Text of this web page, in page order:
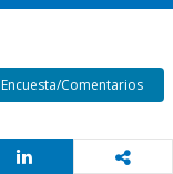
Encuesta/Comentarios